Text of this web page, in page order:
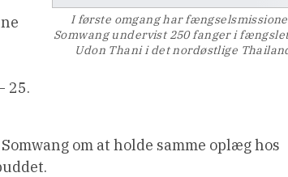
I første omgang har
Somwang undervist 250 fanger i
Udon Thani i det nordøstlige
25.
om at holde samme oplæg hos